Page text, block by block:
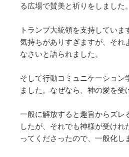
る広場で賛美と祈りをしました。
トランプ大統領を支持していま
気持ちがありすぎますが、それ
なさいと語られました。
そして行動コミュニケーション
ました。なぜなら、神の愛を受
一般に解放すると趣旨からズレ
したが、それでも神様が受けれ
ってくださったので、一般化し